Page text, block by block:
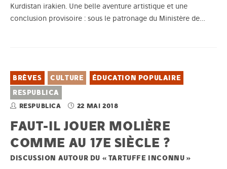
Kurdistan irakien. Une belle aventure artistique et une
conclusion provisoire : sous le patronage du Ministère de…
BRÈVES CULTURE
ÉDUCATION POPULAIRE
RESPUBLICA
RESPUBLICA 22 MAI 2018
FAUT-IL JOUER MOLIÈRE
COMME AU 17E SIÈCLE ?
DISCUSSION AUTOUR DU « TARTUFFE INCONNU »